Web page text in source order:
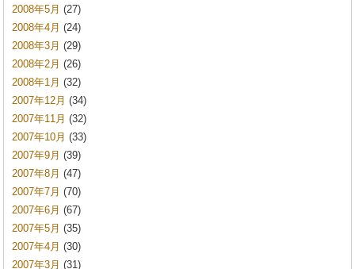
2008年5月 (27)
2008年4月 (24)
2008年3月 (29)
2008年2月 (26)
2008年1月 (32)
2007年12月 (34)
2007年11月 (32)
2007年10月 (33)
2007年9月 (39)
2007年8月 (47)
2007年7月 (70)
2007年6月 (67)
2007年5月 (35)
2007年4月 (30)
2007年3月 (31)